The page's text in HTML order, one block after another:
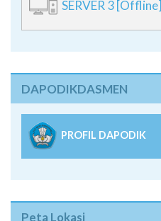
SERVER 3 [Offline]
DAPODIKDASMEN
PROFIL DAPODIK
Peta Lokasi